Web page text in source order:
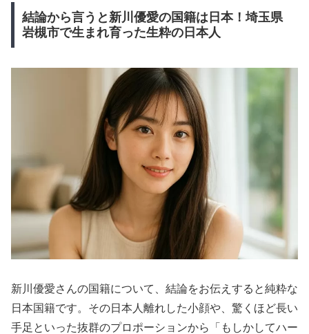
結論から言うと新川優愛の国籍は日本！埼玉県
岩槻市で生まれ育った生粋の日本人
新川優愛さんの国籍について、結論をお伝えすると純粋な
日本国籍です。その日本人離れした小顔や、驚くほど長い
手足といった抜群のプロポーションから「もしかしてハー